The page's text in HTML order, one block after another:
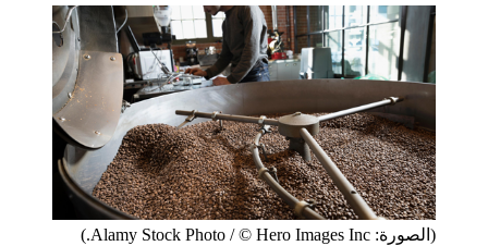
(الصورة: Alamy Stock Photo / © Hero Images Inc.)